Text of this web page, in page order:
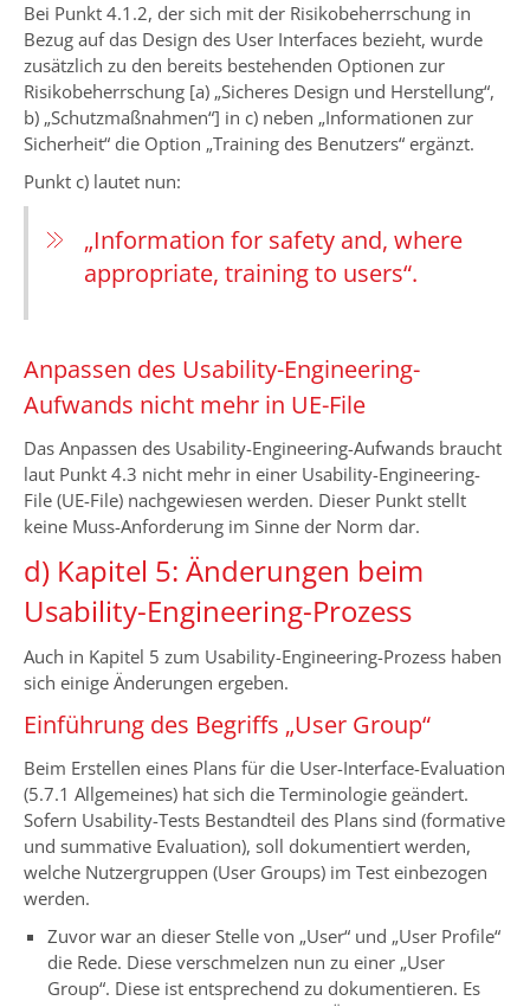
Bei Punkt 4.1.2, der sich mit der Risikobeherrschung in
Bezug auf das Design des User Interfaces bezieht, wurde
zusätzlich zu den bereits bestehenden Optionen zur
Risikobeherrschung [a) „Sicheres Design und Herstellung“,
b) „Schutzmaßnahmen“] in c) neben „Informationen zur
Sicherheit“ die Option „Training des Benutzers“ ergänzt.
Punkt c) lautet nun:
„Information for safety and, where
appropriate, training to users“.
Anpassen des Usability-Engineering-
Aufwands nicht mehr in UE-File
Das Anpassen des Usability-Engineering-Aufwands braucht
laut Punkt 4.3 nicht mehr in einer Usability-Engineering-
File (UE-File) nachgewiesen werden. Dieser Punkt stellt
keine Muss-Anforderung im Sinne der Norm dar.
d) Kapitel 5: Änderungen beim
Usability-Engineering-Prozess
Auch in Kapitel 5 zum Usability-Engineering-Prozess haben
sich einige Änderungen ergeben.
Einführung des Begriffs „User Group“
Beim Erstellen eines Plans für die User-Interface-Evaluation
(5.7.1 Allgemeines) hat sich die Terminologie geändert.
Sofern Usability-Tests Bestandteil des Plans sind (formative
und summative Evaluation), soll dokumentiert werden,
welche Nutzergruppen (User Groups) im Test einbezogen
werden.
Zuvor war an dieser Stelle von „User“ und „User Profile“
die Rede. Diese verschmelzen nun zu einer „User
Group“. Diese ist entsprechend zu dokumentieren. Es